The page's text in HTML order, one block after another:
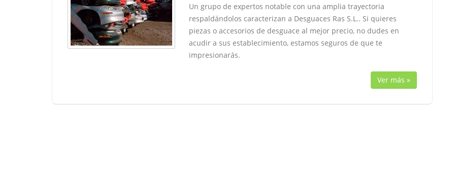
Un grupo de expertos notable con una amplia trayectoria
respaldándolos caracterizan a Desguaces Ras S.L.. Si quieres
piezas o accesorios de desguace al mejor precio, no dudes en
acudir a sus establecimiento, estamos seguros de que te
impresionarás.
Ver más »